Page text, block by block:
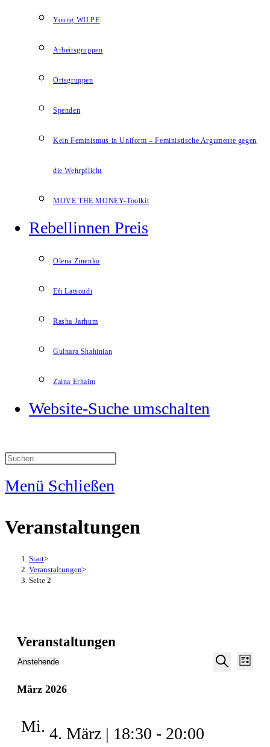
Young WILPF
Arbeitsgruppen
Ortsgruppen
Spenden
Kein Feminismus in Uniform – Feministische Argumente gegen
die Wehrpflicht
MOVE THE MONEY-Toolkit
Rebellinnen Preis
Olena Zinenko
Efi Latsoudi
Rasha Jarhum
Gulnara Shahinian
Zaina Erhaim
Website-Suche umschalten
Menü Schließen
Veranstaltungen
Start>
Veranstaltungen>
Seite 2
Veranstaltungen
Liste
Anstehende
Datum
März 2026
Mi. 4. März | 18:30 - 20:00